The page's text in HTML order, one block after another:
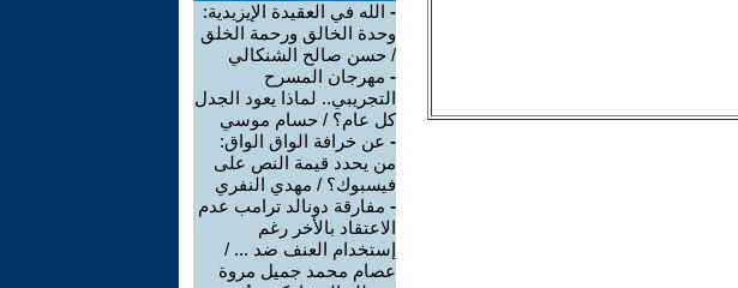
- الله في العقيدة الإيزيدية:
وحدة الخالق ورحمة الخلق
/ حسن صالح الشنكالي
- مهرجان المسرح
التجريبي.. لماذا يعود الجدل
كل عام؟ / حسام موسي
- عن خرافة الواق الواق:
من يحدد قيمة النص على
فيسبوك؟ / مهدي النفري
- مفارقة دونالد ترامب عدم
الاعتقاد بالأخر رغم
إستخدام العنف ضد ... /
عصام محمد جميل مروة